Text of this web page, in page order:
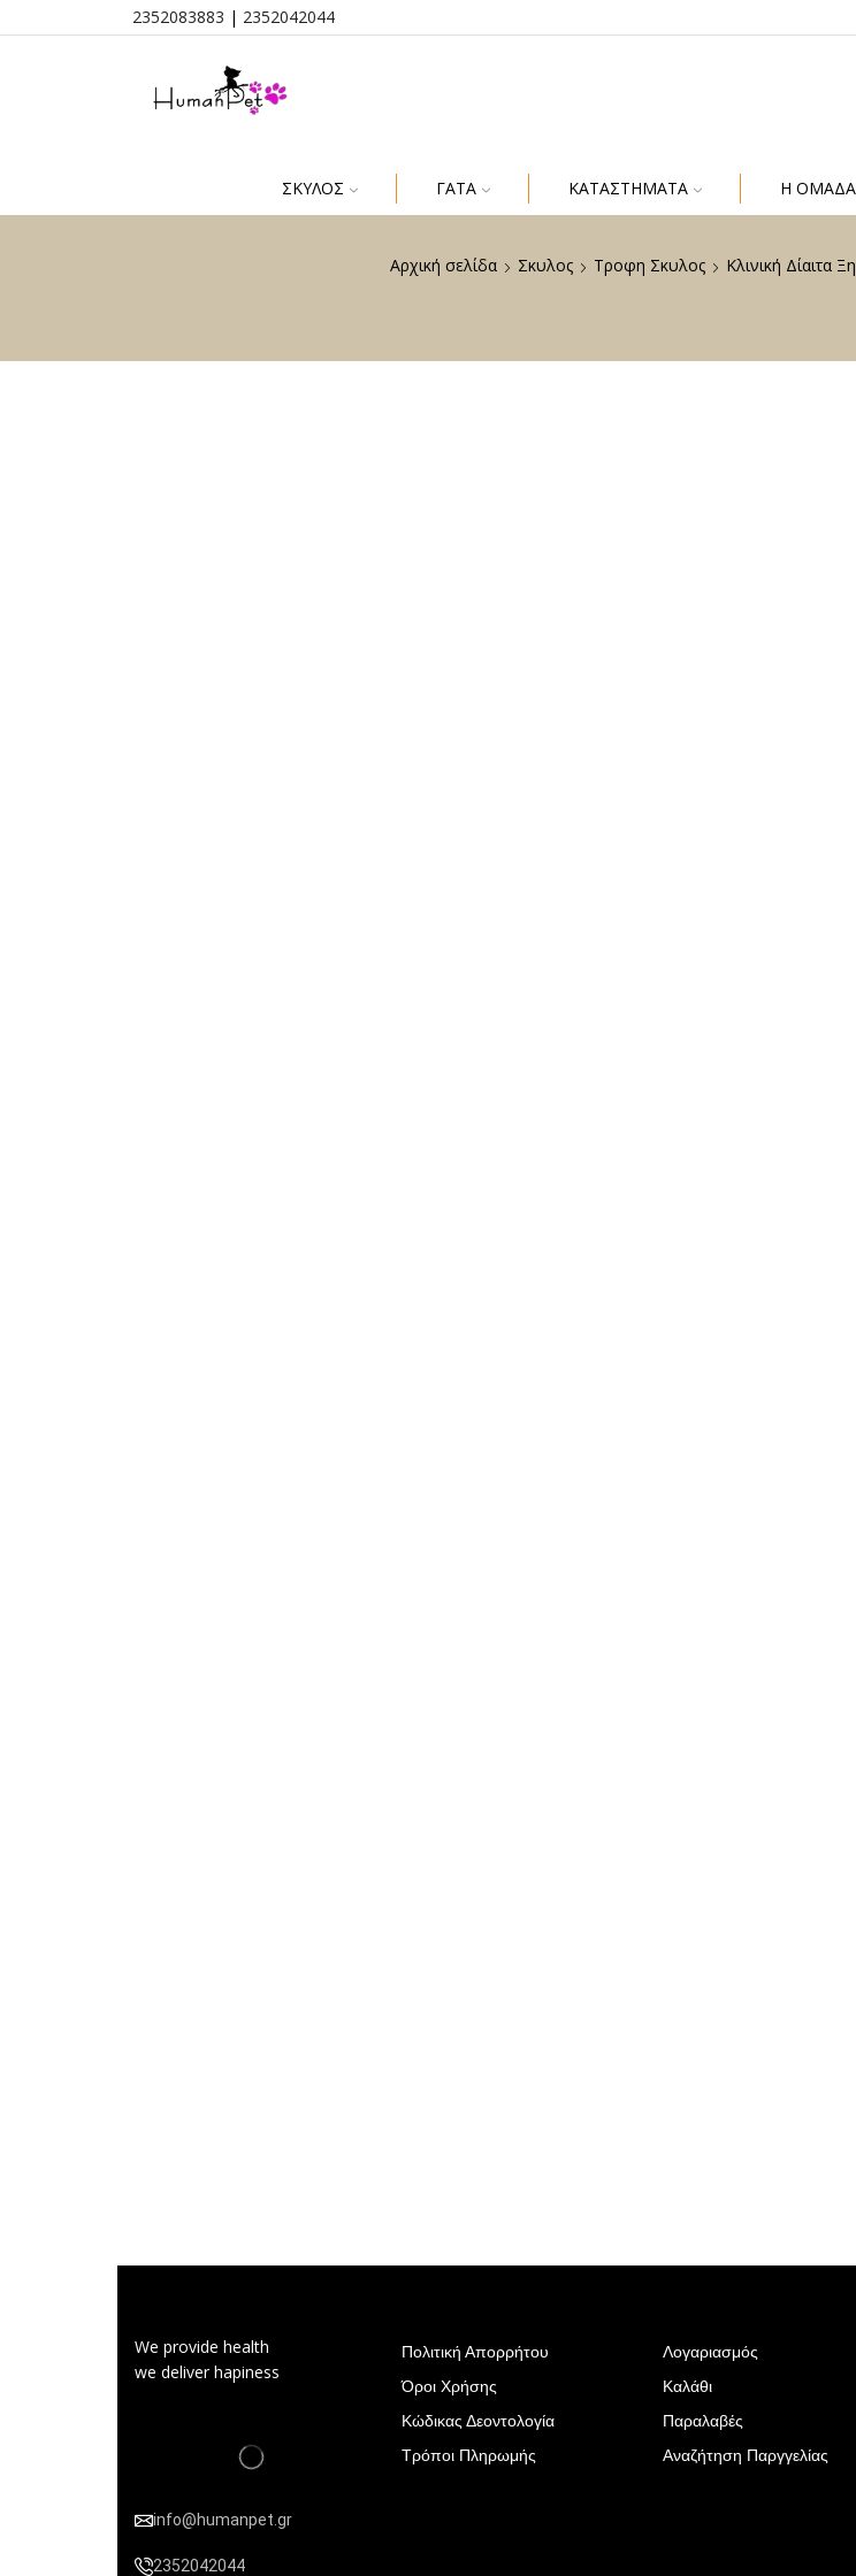
2352083883 | 2352042044
ΣΚΎΛΟΣ ΓΆΤΑ ΚΑΤΑΣΤΗΜΑΤΑ Η
Αρχική σελίδα Σκυλος Τροφη Σκυλος Κλινική Δίαιτα
We provide health
we deliver hapiness
info@humanpet.gr
2352042044
Πολιτική Απορρήτου
Όροι Χρήσης
Κώδικας Δεοντολογία
Τρόποι Πληρωμής
Λογαριασμός
Καλάθι
Παραλαβές
Αναζήτηση Παργγελίας